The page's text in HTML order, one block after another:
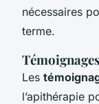
nécessaires
terme.
Les
l’apithérapie